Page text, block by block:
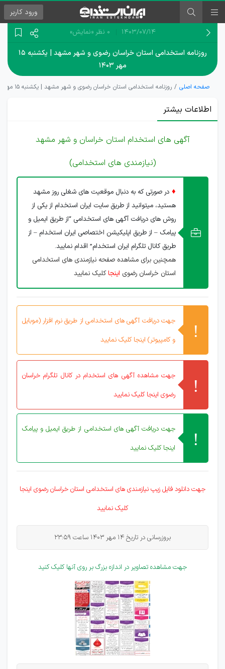
ورود کاربر
۱۴۰۳/۰۷/۱۴ 0 نظر «نمایش»
روزنامه استخدامی استان خراسان رضوی و شهر مشهد | یکشنبه ۱۵
مهر ۱۴۰۳
صفحه اصلی روزنامه استخدامی استان خراسان رضوی و شهر مشهد | یکشنبه ۱۵ مهر ۱۴۰۳
اطلاعات بیشتر
آگهی های استخدام استان خراسان و شهر مشهد
(نیازمندی های استخدامی)
♦ در صورتی که به دنبال موقعیت های شغلی روز مشهد
هستید، میتوانید از طریق سایت ایران استخدام از یکی از
روش های دریافت آگهی های استخدامی “از طریق ایمیل و
پیامک – از طریق اپلیکیشن اختصاصی ایران استخدام – از
طریق کانال تلگرام ایران استخدام” اقدام نمایید.
همچنین برای مشاهده صفحه نیازمندی های استخدامی
استان خراسان رضوی اینجاکلیک نمایید
جهت دریافت آگهی های استخدامی از طریق نرم افزار (موبایل
و کامپیوتر) اینجا کلیک نمایید
جهت مشاهده آگهی های استخدام در کانال تلگرام خراسان
رضوی اینجا کلیک نمایید
جهت دریافت آگهی های استخدامی از طریق ایمیل و پیامک
اینجا کلیک نمایید
جهت دانلود فایل زیپ نیازمندی های استخدامی استان خراسان رضوی اینجا
کلیک نمایید
بروزرسانی در تاریخ 14 مهر 1403 ساعت 23:59
جهت مشاهده تصاویر در اندازه بزرگ بر روی آنها کلیک کنید